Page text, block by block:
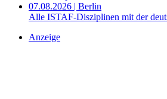
07.08.2026 | Berlin
Alle ISTAF-Disziplinen mit der
Anzeige